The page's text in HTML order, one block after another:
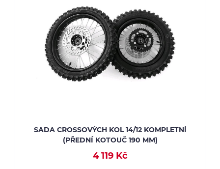
SADA CROSSOVÝCH KOL 14/12 KOMPLETNÍ
(PŘEDNÍ KOTOUČ 190 MM)
4 119 Kč